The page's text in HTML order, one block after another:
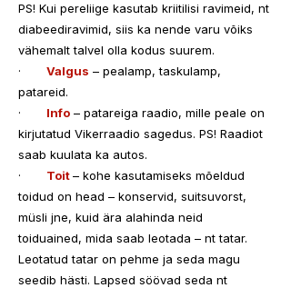
PS! Kui pereliige kasutab kriitilisi ravimeid, nt
diabeediravimid, siis ka nende varu võiks
vähemalt talvel olla kodus suurem.
· Valgus – pealamp, taskulamp,
patareid.
·
Info – patareiga raadio, mille peale on
kirjutatud Vikerraadio sagedus. PS! Raadiot
saab kuulata ka autos.
· Toit– kohe kasutamiseks mõeldud
toidud on head – konservid, suitsuvorst,
müsli jne, kuid ära alahinda neid
toiduained, mida saab leotada – nt tatar.
Leotatud tatar on pehme ja seda magu
seedib hästi. Lapsed söövad seda nt